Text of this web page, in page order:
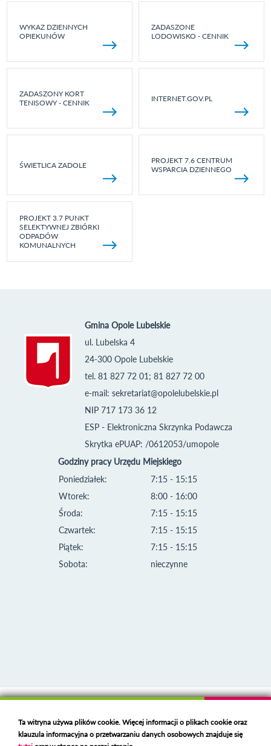
WYKAZ DZIENNYCH
OPIEKUNÓW
ZADASZONE
LODOWISKO - CENNIK
ZADASZONY KORT
TENISOWY - CENNIK
INTERNET.GOV.PL
ŚWIETLICA ZADOLE
PROJEKT 7.6 CENTRUM
WSPARCIA DZIENNEGO
PROJEKT 3.7 PUNKT
SELEKTYWNEJ ZBIÓRKI
ODPADÓW
KOMUNALNYCH
Gmina Opole Lubelskie
ul. Lubelska 4
24-300 Opole Lubelskie
tel. 81 827 72 01; 81 827 72 00
e-mail: sekretariat@opolelubelskie.pl
NIP 717 173 36 12
ESP - Elektroniczna Skrzynka Podawcza
Skrytka ePUAP: /0612053/umopole
Godziny pracy Urzędu Miejskiego
Poniedziałek:
Wtorek:
Środa:
Czwartek:
Piątek:
Sobota:
7:15 - 15:15
8:00 - 16:00
7:15 - 15:15
7:15 - 15:15
7:15 - 15:15
nieczynne
Deklaracja dostępności
Polski serwer RBLhttps://polspam.pl/
Ta witryna używa plików cookie. Więcej informacji o plikach cookie oraz
klauzula informacyjna o przetwarzaniu danych osobowych znajduje się